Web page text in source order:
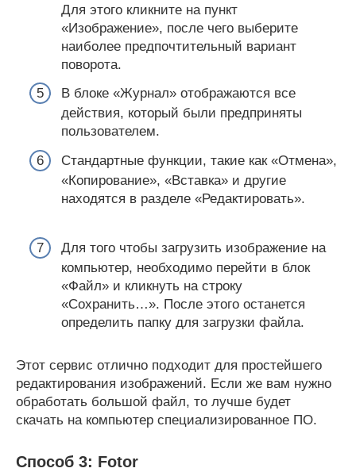
Для этого кликните на пункт
«Изображение», после чего выберите
наиболее предпочтительный вариант
поворота.
В блоке «Журнал» отображаются все
действия, который были предприняты
пользователем.
Стандартные функции, такие как «Отмена»,
«Копирование», «Вставка» и другие
находятся в разделе «Редактировать».
Для того чтобы загрузить изображение на
компьютер, необходимо перейти в блок
«Файл» и кликнуть на строку
«Сохранить…». После этого останется
определить папку для загрузки файла.
Этот сервис отлично подходит для простейшего
редактирования изображений. Если же вам нужно
обработать большой файл, то лучше будет
скачать на компьютер специализированное ПО.
Способ 3: Fotor